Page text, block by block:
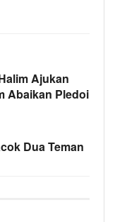
Ajukan
Abaikan Pledoi
Dua Teman